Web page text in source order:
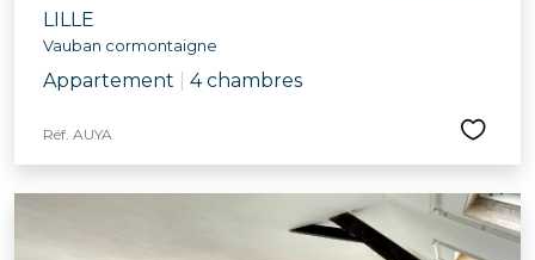
LILLE
Vauban cormontaigne
Appartement 4 chambres
Réf. AUYA